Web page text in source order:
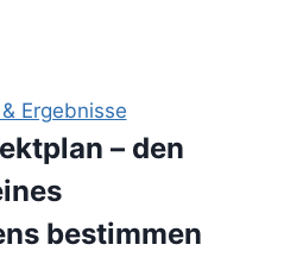
verbessern
Ergebnisse
– den
bestimmen